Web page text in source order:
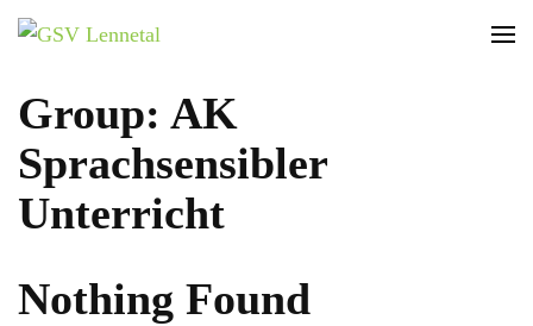
Group: AK
Sprachsensibler
Unterricht
Nothing Found